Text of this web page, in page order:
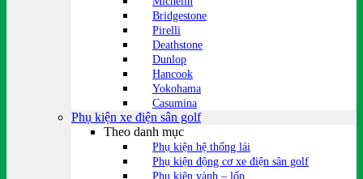
Bridgestone
Pirelli
Deathstone
Dunlop
Hancook
Yokohama
Casumina
Phụ kiện xe điện sân golf
Theo danh mục
Phụ kiện hệ thống lái
Phụ kiện động cơ xe điện sân golf
Phụ kiện vành – lốp